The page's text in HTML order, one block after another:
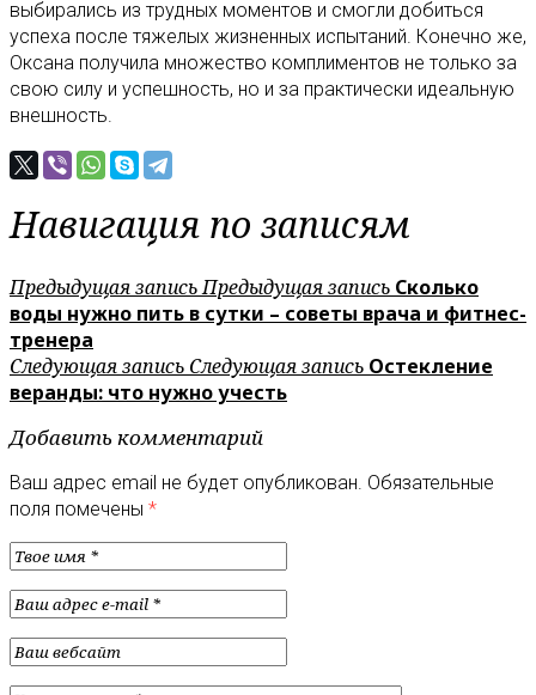
выбирались из трудных моментов и смогли добиться
успеха после тяжелых жизненных испытаний. Конечно же,
Оксана получила множество комплиментов не только за
свою силу и успешность, но и за практически идеальную
внешность.
Навигация по записям
Предыдущая записьПредыдущая запись Сколько
воды нужно пить в сутки – советы врача и фитнес-
тренера
Следующая запись Следующая запись Остекление
веранды: что нужно учесть
Добавить комментарий
Ваш адрес email не будет опубликован. Обязательные
поля помечены *